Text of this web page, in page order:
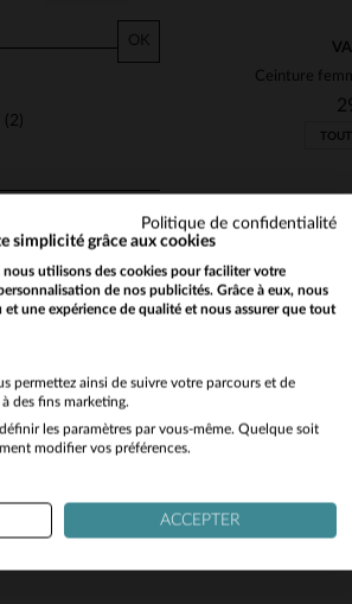
OK
(2)
(2)
(2)
Politique de confidentialité
simplicité grâce aux cookies
utilisons des cookies pour faciliter votre
de nos publicités. Grâce à eux, nous
une expérience de qualité et nous assurer que tout
permettez ainsi de suivre votre parcours et de
des fins marketing.
les paramètres par vous-même. Quelque soit
modifier vos préférences.
ACCEPTER